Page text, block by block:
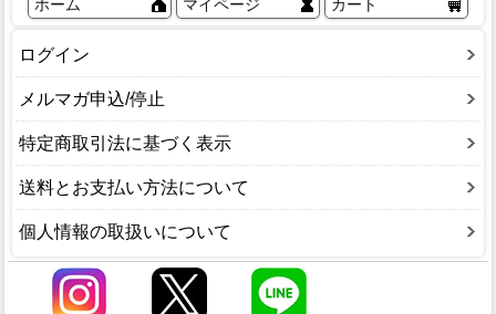
ホーム マイページ カート
ログイン
メルマガ申込/停止
特定商取引法に基づく表示
送料とお支払い方法について
個人情報の取扱いについて